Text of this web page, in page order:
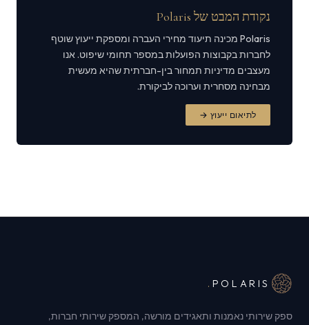
נקודת המבט של Polaris
Polaris מכינה תיעוד מחירי העברה ומספקת ייעוץ שוטף
לחברות בקבוצות הפועלות במספר תחומי שיפוט. אנו
מעצבים מדיניות תמחור בין-חברתית שהיא מעשית
מבחינה מסחרית וערוכה לביקורת.
לתיאום ייעוץ →
POLARIS
.
ספק שירותי נאמנות ותאגידים מורשה, המספק שירותי חברות,